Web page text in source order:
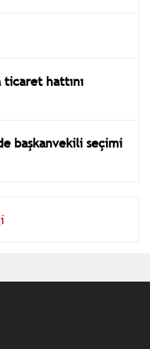
ticaret hattını
başkanvekili seçimi